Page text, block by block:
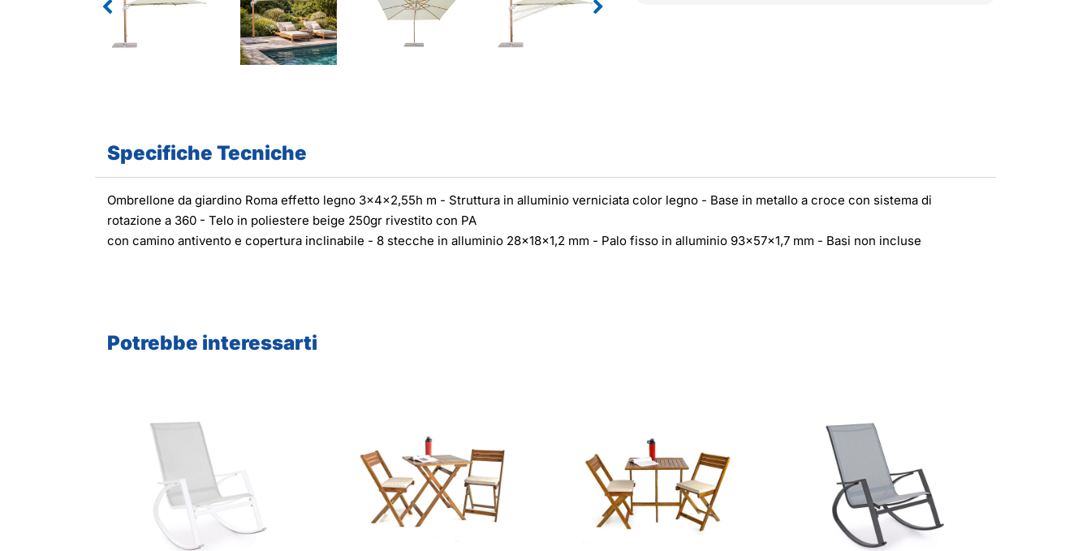
Specifiche Tecniche
Ombrellone da giardino Roma effetto legno 3x4x2,55h m - Struttura in alluminio verniciata color legno - Base in metallo a croce con sistema di
rotazione a 360 - Telo in poliestere beige 250gr rivestito con PA
con camino antivento e copertura inclinabile - 8 stecche in alluminio 28x18x1,2 mm - Palo fisso in alluminio 93x57x1,7 mm - Basi non incluse
Potrebbe interessarti